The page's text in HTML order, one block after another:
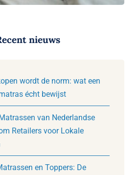
nieuws
wordt de norm: wat een
écht bewijst
van Nederlandse
Retailers voor Lokale
en Toppers: De